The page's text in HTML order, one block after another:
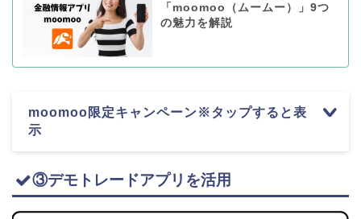
「moomoo（ムームー）」9つ
の魅力を解説
moomoo限定キャンペーン※タップすると表
示
③デモトレードアプリを活用